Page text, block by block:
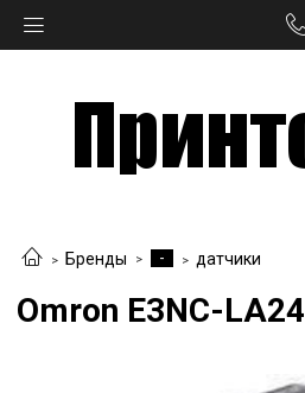
Бренды - датчики
Omron E3NC-LA24